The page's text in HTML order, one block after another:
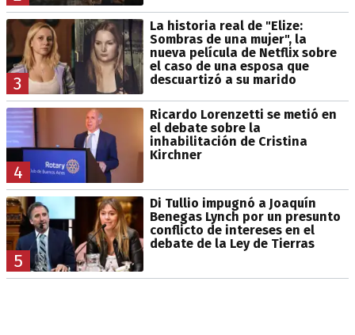
3
La historia real de "Elize:
Sombras de una mujer", la
nueva película de Netflix sobre
el caso de una esposa que
descuartizó a su marido
4
Ricardo Lorenzetti se metió en
el debate sobre la
inhabilitación de Cristina
Kirchner
5
Di Tullio impugnó a Joaquín
Benegas Lynch por un presunto
conflicto de intereses en el
debate de la Ley de Tierras